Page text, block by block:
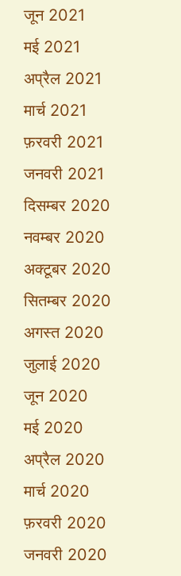
जून 2021
मई 2021
अप्रैल 2021
मार्च 2021
फ़रवरी 2021
जनवरी 2021
दिसम्बर 2020
नवम्बर 2020
अक्टूबर 2020
सितम्बर 2020
अगस्त 2020
जुलाई 2020
जून 2020
मई 2020
अप्रैल 2020
मार्च 2020
फ़रवरी 2020
जनवरी 2020